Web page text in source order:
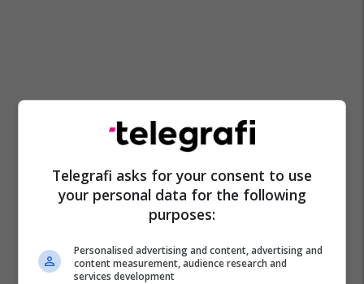
Telegrafi asks for your consent to use
your personal data for the following
purposes:
Personalised advertising and content, advertising and
content measurement, audience research and
services development